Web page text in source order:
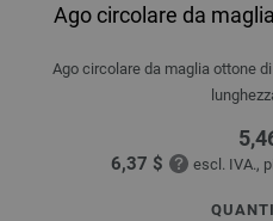
Ago circolare da
Ago circolare da maglia ottone
6,37 $ escl. IVA.,